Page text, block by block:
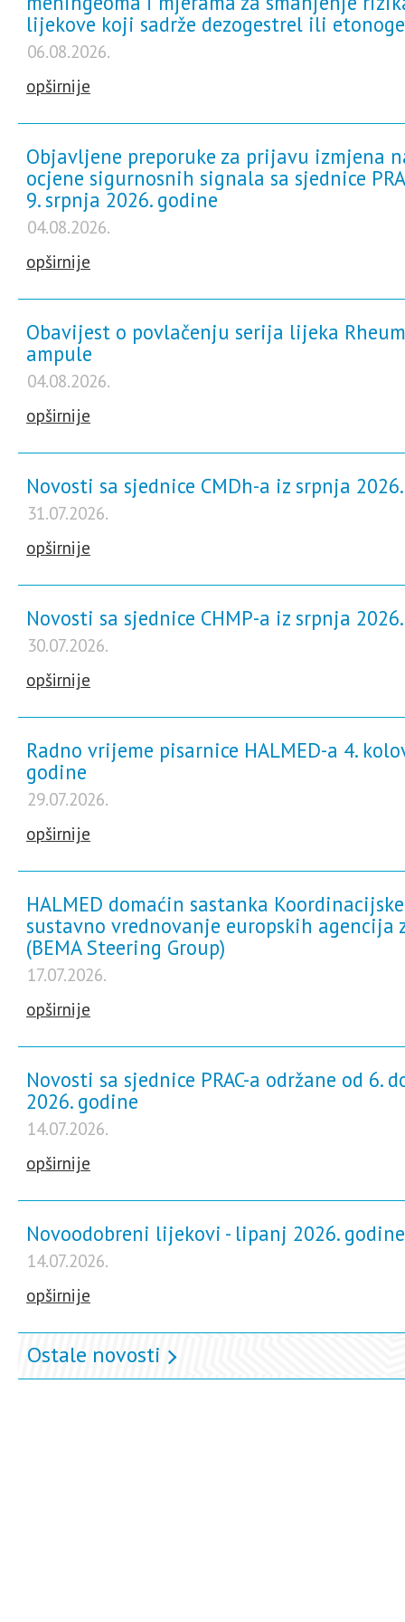
za samotestiranje
Sve informacije i novosti
lijekove koji sadrže dezogestrel ili
06.08.2026.
opširnije
Objavljene preporuke za prijavu izmjena
ocjene sigurnosnih signala sa sjednice
9. srpnja 2026. godine
04.08.2026.
opširnije
Obavijest o povlačenju serija lijeka
ampule
04.08.2026.
opširnije
Novosti sa sjednice CMDh-a iz srpnja
31.07.2026.
opširnije
Novosti sa sjednice CHMP-a iz srpnja
30.07.2026.
opširnije
Radno vrijeme pisarnice HALMED-a 4.
godine
29.07.2026.
opširnije
HALMED domaćin sastanka
sustavno vrednovanje europskih agencija
(BEMA Steering Group)
17.07.2026.
opširnije
Novosti sa sjednice PRAC-a održane od 6.
2026. godine
14.07.2026.
opširnije
Novoodobreni lijekovi - lipanj 2026. godine
14.07.2026.
opširnije
Ostale novosti